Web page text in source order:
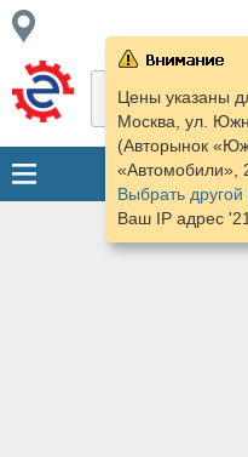
Цены указаны
Москва, ул.
(Авторынок
«Автомобили»,
Выбрать
Ваш IP адрес